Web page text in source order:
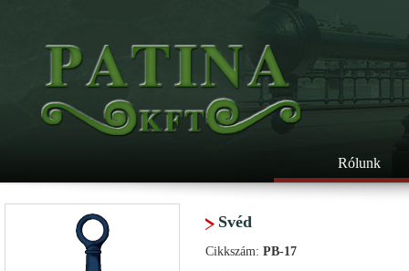
Rólunk
Svéd
Cikkszám: PB-17